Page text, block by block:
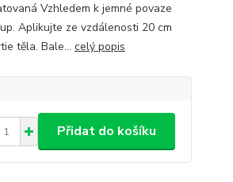
Vzhledem k jemné povaze
Aplikujte ze vzdálenosti 20 cm
těla. Bale... celý popis
Přidat do košíku